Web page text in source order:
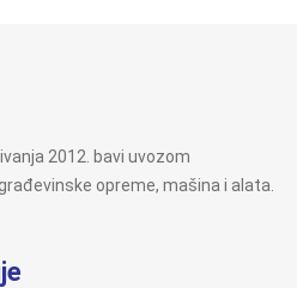
2012. bavi uvozom
opreme, mašina i alata.